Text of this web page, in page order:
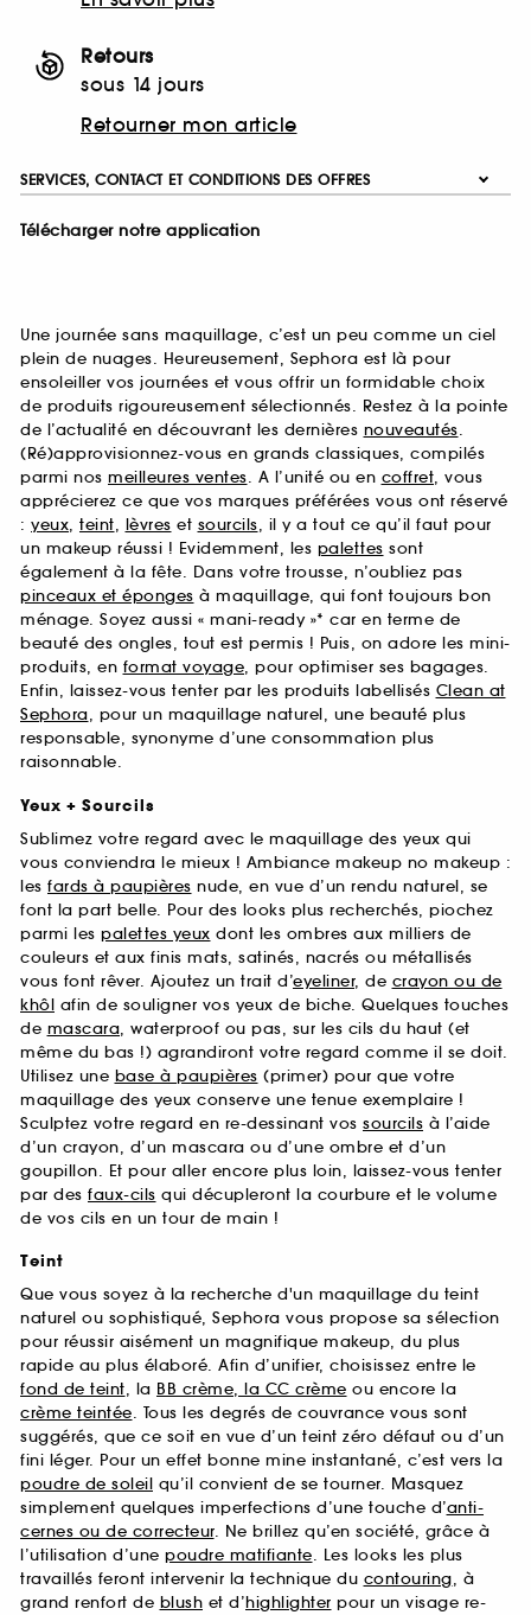
Retours
sous 14 jours
Retourner mon article
SERVICES, CONTACT ET CONDITIONS DES OFFRES
Télécharger notre application
Une journée sans maquillage, c’est un peu comme un ciel
plein de nuages. Heureusement, Sephora est là pour
ensoleiller vos journées et vous offrir un formidable choix
de produits rigoureusement sélectionnés. Restez à la pointe
de l’actualité en découvrant les dernières nouveautés.
(Ré)approvisionnez-vous en grands classiques, compilés
parmi nos meilleures ventes. A l’unité ou en coffret, vous
apprécierez ce que vos marques préférées vous ont réservé
: yeux, teint, lèvres et sourcils, il y a tout ce qu’il faut pour
un makeup réussi ! Evidemment, les palettes sont
également à la fête. Dans votre trousse, n’oubliez pas
pinceaux et éponges à maquillage, qui font toujours bon
ménage. Soyez aussi « mani-ready »* car en terme de
beauté des ongles, tout est permis ! Puis, on adore les mini-
produits, en format voyage, pour optimiser ses bagages.
Enfin, laissez-vous tenter par les produits labellisés Clean at
Sephora, pour un maquillage naturel, une beauté plus
responsable, synonyme d’une consommation plus
raisonnable.
Yeux + Sourcils
Sublimez votre regard avec le maquillage des yeux qui
vous conviendra le mieux ! Ambiance makeup no makeup :
les fards à paupières nude, en vue d’un rendu naturel, se
font la part belle. Pour des looks plus recherchés, piochez
parmi les palettes yeux dont les ombres aux milliers de
couleurs et aux finis mats, satinés, nacrés ou métallisés
vous font rêver. Ajoutez un trait d’eyeliner, de crayon ou de
khôl afin de souligner vos yeux de biche. Quelques touches
de mascara, waterproof ou pas, sur les cils du haut (et
même du bas !) agrandiront votre regard comme il se doit.
Utilisez une base à paupières (primer) pour que votre
maquillage des yeux conserve une tenue exemplaire !
Sculptez votre regard en re-dessinant vos sourcils à l’aide
d’un crayon, d’un mascara ou d’une ombre et d’un
goupillon. Et pour aller encore plus loin, laissez-vous tenter
par des faux-cils qui décupleront la courbure et le volume
de vos cils en un tour de main !
Teint
Que vous soyez à la recherche d'un maquillage du teint
naturel ou sophistiqué, Sephora vous propose sa sélection
pour réussir aisément un magnifique makeup, du plus
rapide au plus élaboré. Afin d’unifier, choisissez entre le
fond de teint, la BB crème, la CC crème ou encore la
crème teintée. Tous les degrés de couvrance vous sont
suggérés, que ce soit en vue d’un teint zéro défaut ou d’un
fini léger. Pour un effet bonne mine instantané, c’est vers la
poudre de soleil qu’il convient de se tourner. Masquez
simplement quelques imperfections d’une touche d’anti-
cernes ou de correcteur. Ne brillez qu’en société, grâce à
l’utilisation d’une poudre matifiante. Les looks les plus
travaillés feront intervenir la technique du contouring, à
grand renfort de blush et d’highlighter pour un visage re-